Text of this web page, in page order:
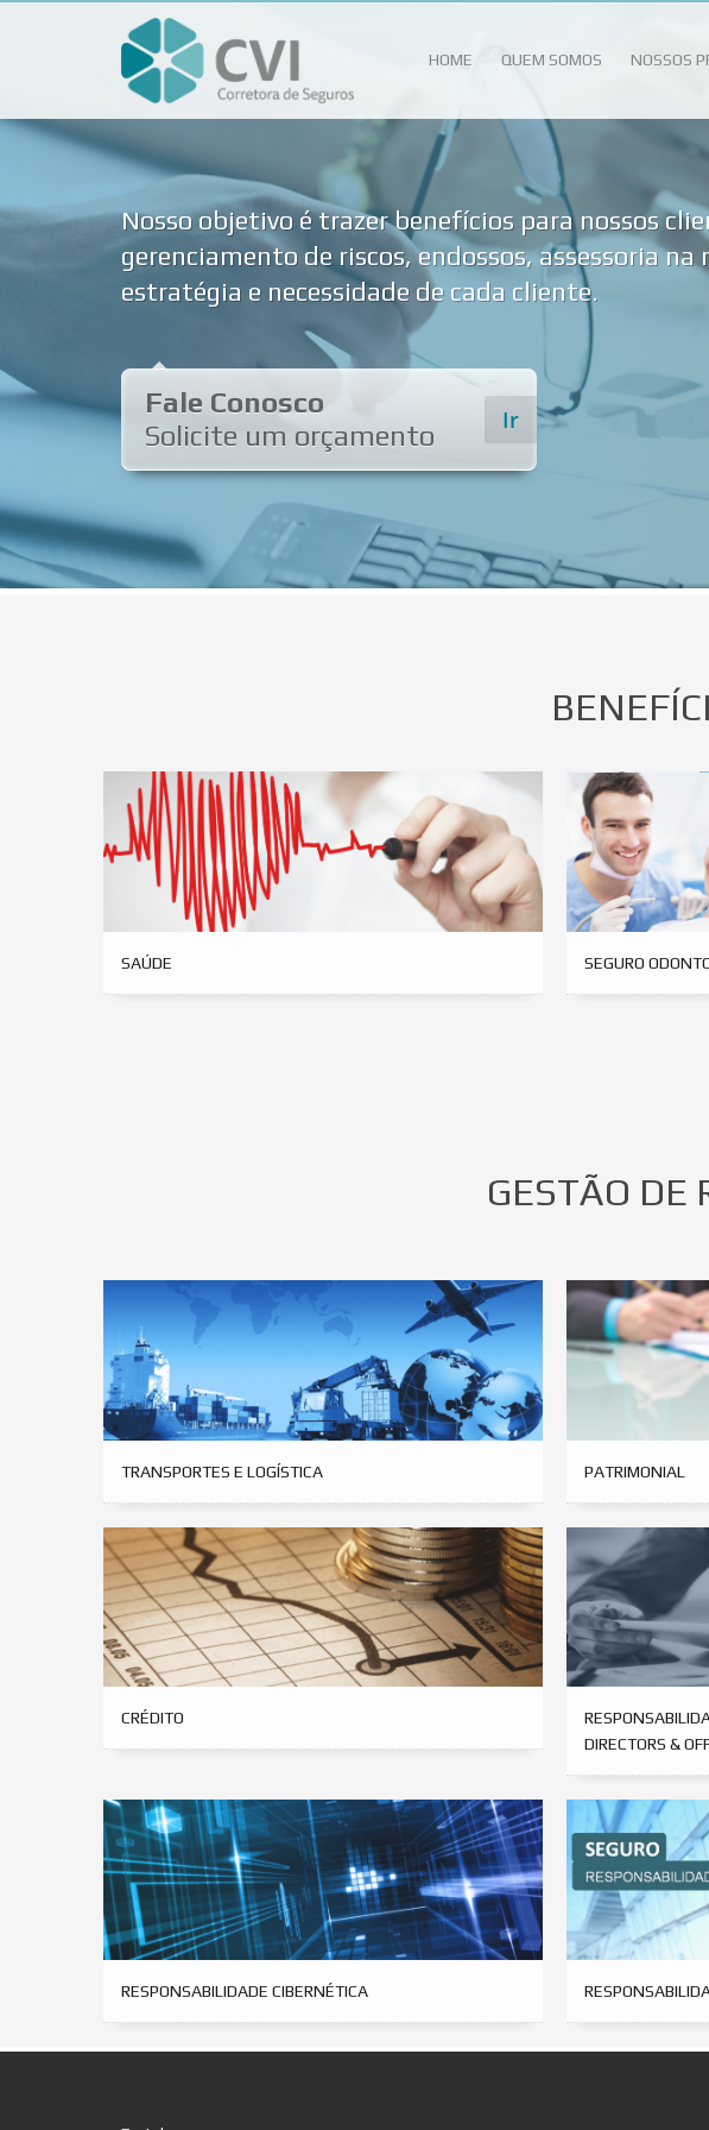
HOME QUEM SOMOS NOSSOS
Nosso objetivo é trazer benefícios para nossos
gerenciamento de riscos, endossos, assessoria
estratégia e necessidade de cada cliente.
Ir
Fale Conosco
Solicite um orçamento
SAÚDE SEGURO
GESTÃO DE
TRANSPORTES E LOGÍSTICA PATRIMONIAL
CRÉDITO
DIRECTORS &
RESPONSABILIDADE CIBERNÉTICA